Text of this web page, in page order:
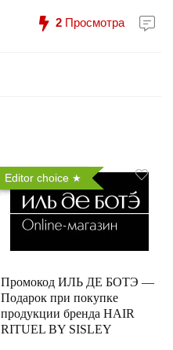
2 Просмотра
Editor choice
Промокод ИЛЬ ДЕ БОТЭ —
Подарок при покупке
продукции бренда HAIR
RITUEL BY SISLEY